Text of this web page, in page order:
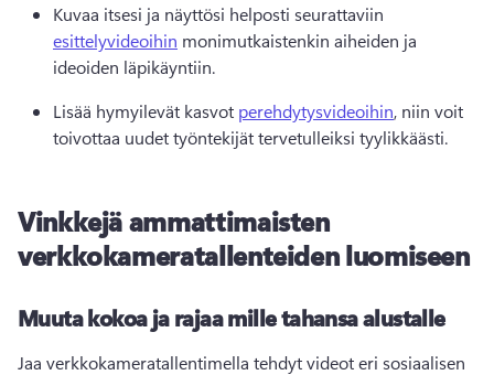
Kuvaa itsesi ja näyttösi helposti seurattaviin
esittelyvideoihin monimutkaistenkin aiheiden ja
ideoiden läpikäyntiin.
Lisää hymyilevät kasvot perehdytysvideoihin, niin voit
toivottaa uudet työntekijät tervetulleiksi tyylikkäästi.
Vinkkejä ammattimaisten
verkkokameratallenteiden luomiseen
Muuta kokoa ja rajaa mille tahansa alustalle
Jaa verkkokameratallentimella tehdyt videot eri sosiaalisen